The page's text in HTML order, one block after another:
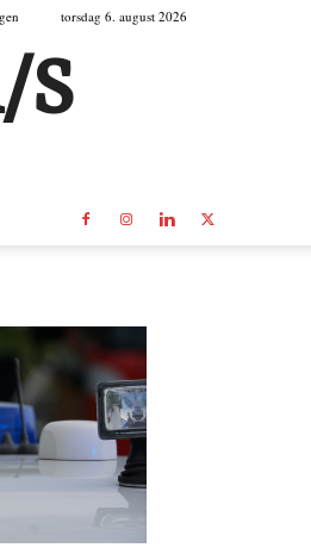
torsdag 6. august 2026
S